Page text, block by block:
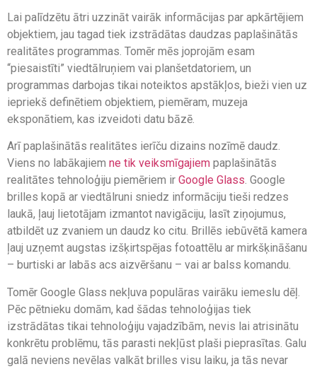
Lai palīdzētu ātri uzzināt vairāk informācijas par apkārtējiem
objektiem, jau tagad tiek izstrādātas daudzas paplašinātās
realitātes programmas. Tomēr mēs joprojām esam
“piesaistīti” viedtālruņiem vai planšetdatoriem, un
programmas darbojas tikai noteiktos apstākļos, bieži vien uz
iepriekš definētiem objektiem, piemēram, muzeja
eksponātiem, kas izveidoti datu bāzē.
Arī paplašinātās realitātes ierīču dizains nozīmē daudz.
Viens no labākajiem ne tik veiksmīgajiem paplašinātās
realitātes tehnoloģiju piemēriem ir Google Glass. Google
brilles kopā ar viedtālruni sniedz informāciju tieši redzes
laukā, ļauj lietotājam izmantot navigāciju, lasīt ziņojumus,
atbildēt uz zvaniem un daudz ko citu. Brillēs iebūvētā kamera
ļauj uzņemt augstas izšķirtspējas fotoattēlu ar mirkšķināšanu
– burtiski ar labās acs aizvēršanu – vai ar balss komandu.
Tomēr Google Glass nekļuva populāras vairāku iemeslu dēļ.
Pēc pētnieku domām, kad šādas tehnoloģijas tiek
izstrādātas tikai tehnoloģiju vajadzībām, nevis lai atrisinātu
konkrētu problēmu, tās parasti nekļūst plaši pieprasītas. Galu
galā neviens nevēlas valkāt brilles visu laiku, ja tās nevar